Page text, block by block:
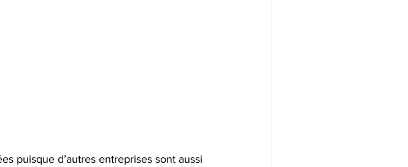
puisque d’autres entreprises sont aussi